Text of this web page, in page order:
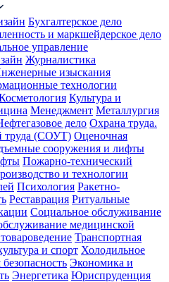
Бухгалтерское дело
и маркшейдерское дело
управление
Журналистика
изыскания
технологии
Культура и
Менеджмент Металлургия
дело Охрана труда.
труда (СОУТ) Оценочная
сооружения и лифты
Пожарно-технический
и технологии
Психология Ракетно-
Реставрация Ритуальные
Социальное обслуживание
медицинской
Транспортная
и спорт Холодильное
Экономика и
Энергетика Юриспруденция